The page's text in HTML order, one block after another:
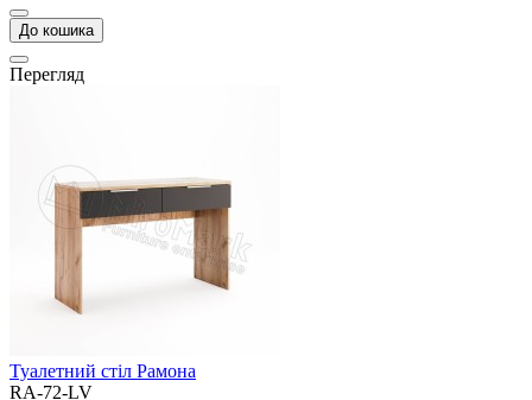
До кошика
Перегляд
Туалетний стіл Рамона
RA-72-LV